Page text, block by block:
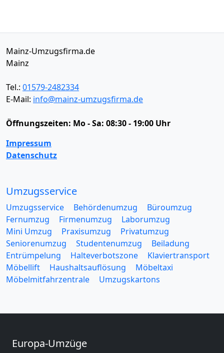
Mainz-Umzugsfirma.de
Mainz
Tel.: 01579-2482334
E-Mail: info@mainz-umzugsfirma.de
Öffnungszeiten: Mo - Sa: 08:30 - 19:00 Uhr
Impressum
Datenschutz
Umzugsservice
Umzugsservice Behördenumzug
Büroumzug
Fernumzug
Firmenumzug
Laborumzug
Mini Umzug
Praxisumzug
Privatumzug
Seniorenumzug
Studentenumzug
Beiladung
Entrümpelung
Halteverbotszone
Klaviertransport
Möbellift
Haushaltsauflösung
Möbeltaxi
Möbelmitfahrzentrale
Umzugskartons
Europa-Umzüge